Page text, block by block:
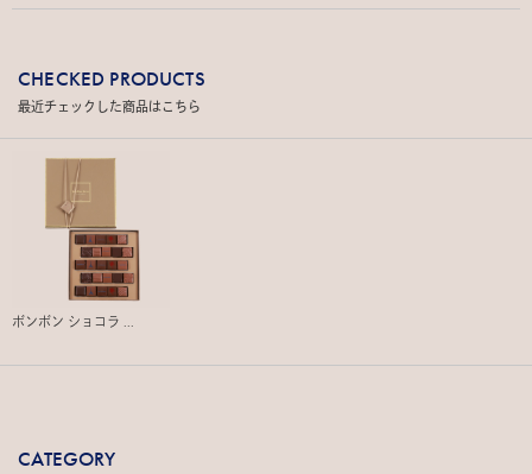
CHECKED PRODUCTS
最近チェックした商品はこちら
ボンボン ショコラ ...
CATEGORY